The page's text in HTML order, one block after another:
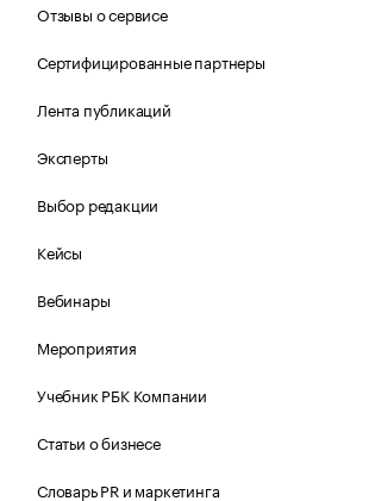
Отзывы о сервисе
Сертифицированные партнеры
Лента публикаций
Эксперты
Выбор редакции
Кейсы
Вебинары
Мероприятия
Учебник РБК Компании
Статьи о бизнесе
Словарь PR и маркетинга